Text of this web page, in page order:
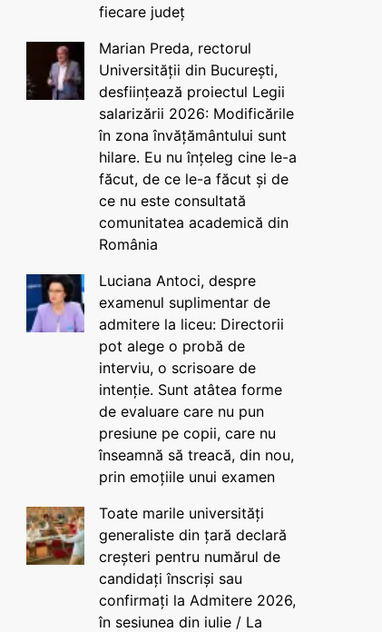
fiecare județ
Marian Preda, rectorul
Universității din București,
desființează proiectul Legii
salarizării 2026: Modificările
în zona învățământului sunt
hilare. Eu nu înțeleg cine le-a
făcut, de ce le-a făcut și de
ce nu este consultată
comunitatea academică din
România
Luciana Antoci, despre
examenul suplimentar de
admitere la liceu: Directorii
pot alege o probă de
interviu, o scrisoare de
intenție. Sunt atâtea forme
de evaluare care nu pun
presiune pe copii, care nu
înseamnă să treacă, din nou,
prin emoțiile unui examen
Toate marile universități
generaliste din țară declară
creșteri pentru numărul de
candidați înscriși sau
confirmați la Admitere 2026,
în sesiunea din iulie / La